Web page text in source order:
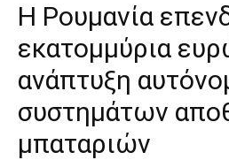
Η Ρουμανία
εκατομμύρια
ανάπτυξη
συστημάτων
μπαταριών